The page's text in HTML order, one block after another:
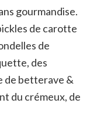
gourmandise.
de carotte
de
des
de betterave &
du crémeux, de